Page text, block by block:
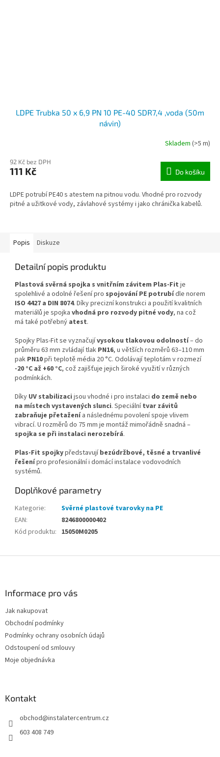
LDPE Trubka 50 x 6,9 PN 10 PE-40 SDR7,4 ,voda (50m
návin)
Skladem (>5 m)
92 Kč bez DPH
111 Kč Do košíku
LDPE potrubí PE40 s atestem na pitnou vodu. Vhodné pro rozvody
pitné a užitkové vody, závlahové systémy i jako chránička kabelů.
Popis Diskuze
Detailní popis produktu
Plastová svěrná spojka s vnitřním závitem Plas-Fit je
spolehlivé a odolné řešení pro spojování PE potrubídle norem
ISO 4427 a DIN 8074. Díky precizní konstrukci a použití kvalitních
materiálů je spojka vhodná pro rozvody pitné vody, na což
má také potřebný atest.
Spojky Plas-Fit se vyznačujívysokou tlakovou odolností– do
průměru 63 mm zvládají tlak PN16, u větších rozměrů 63–110 mm
pak PN10při teplotě média 20 °C. Odolávají teplotám v rozmezí
-20 °C až +60 °C, což zajišťuje jejich široké využití v různých
podmínkách.
Díky UV stabilizaci jsou vhodné i pro instalaci do země nebo
na místech vystavených slunci. Speciálnítvar závitů
zabraňuje přetaženía následnému povolení spoje vlivem
vibrací. U rozměrů do 75 mm je montáž mimořádně snadná –
spojka se při instalaci nerozebírá.
Plas-Fit spojkypředstavujíbezúdržbové, těsné a trvanlivé
řešenípro profesionální i domácí instalace vodovodních
systémů.
Doplňkové parametry
Kategorie:
Svěrné plastové tvarovky na PE
EAN:
8246800000402
Kód produktu: 15050M0205
Informace pro vás
Jak nakupovat
Obchodní podmínky
Podmínky ochrany osobních údajů
Odstoupení od smlouvy
Moje objednávka
Kontakt
obchod@instalatercentrum.cz
603 408 749